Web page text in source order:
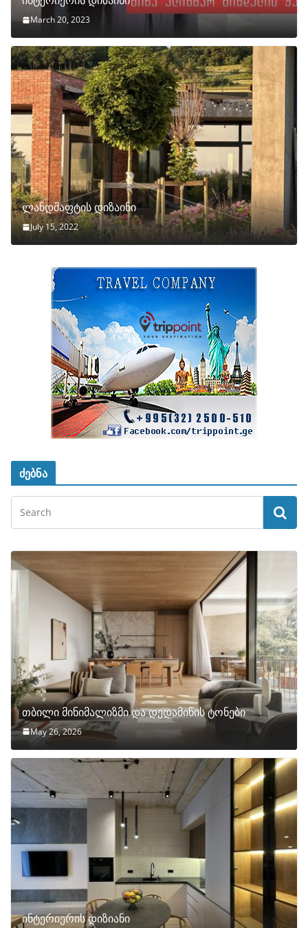
March 20, 2023
ლანდშაფტის დიზაინი
July 15, 2022
ძებნა
თბილი მინიმალიზმი და დედამიწის ტონები
May 26, 2026
ინტერიერის დიზიანი